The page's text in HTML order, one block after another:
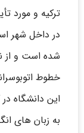
ترکیه و مورد
در داخل شهر
شده است و از
خطوط
این دانشگاه
به زبان های